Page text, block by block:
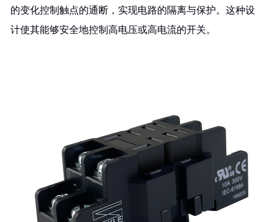
的变化控制触点的通断，实现电路的隔离与保护。这种设
计使其能够安全地控制高电压或高电流的开关。